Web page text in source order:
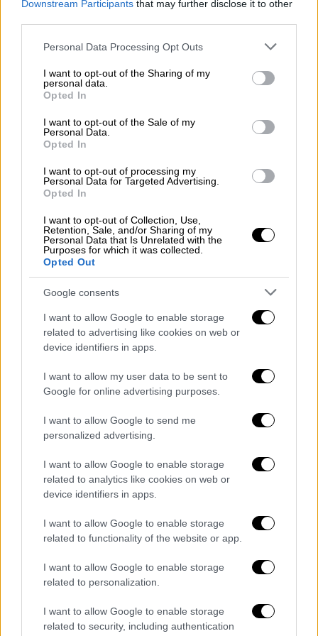
Downstream Participants that may further disclose it to other
Please note that this website/app uses one or more Google
not limited to your visit or usage behaviour. You may click to
grant or deny consent to Google and its third-party tags to
use your data for below specified purposes in below Google
consent section.
Personal Data Processing Opt Outs
I want to opt-out of the Sharing of my
personal data.
Opted In
I want to opt-out of the Sale of my
Personal Data.
Opted In
I want to opt-out of processing my
Personal Data for Targeted Advertising.
Opted In
I want to opt-out of Collection, Use,
Retention, Sale, and/or Sharing of my
Personal Data that Is Unrelated with the
Purposes for which it was collected.
Opted Out
Google consents
I want to allow Google to enable storage
related to advertising like cookies on web or
device identifiers in apps.
I want to allow my user data to be sent to
Google for online advertising purposes.
I want to allow Google to send me
personalized advertising.
I want to allow Google to enable storage
related to analytics like cookies on web or
device identifiers in apps.
I want to allow Google to enable storage
related to functionality of the website or app.
I want to allow Google to enable storage
related to personalization.
I want to allow Google to enable storage
related to security, including authentication
μεγαλύτερους κινδύνους για την παγκόσμια
οικονομία
Στον υπόλοιπο κόσμο έχουν
εντοπιστεί 4.063 κρούσματα και 66
θάνατοι.
Ο Covid-19 έχει εξαπλωθεί το τελευταίο
24ωρο σε πολλές νέες χώρες (Εσθονία,
Δανία, Νορβηγία, Β. Μακεδονία, Ρουμανία,
Γεωργία, Πακιστάν, Ελλάδα), ανεβάζοντας σε
50 τον αριθμό των χωρών και των εδαφών
που πλήττονται από την ασθένεια.
Η Νότια Κορέα έχει τα περισσότερα
κρούσματα, μετά την Κίνα. Έχουν αναφερθεί
1.766 ασθενείς και 13 θάνατοι. Στο Ιράν
έχουν πεθάνει 26 άνθρωποι και έχουν
εντοπιστεί 245 κρούσματα.
πληγεί περισσότερο, με 650 κρούσματα και
17 νεκρούς. Στη Γαλλία, οι νεκροί είναι δύο,
σε σύνολο 38 κρουσμάτων.
στρατιωτικά γυμνάσια
Η Σαουδική Αραβία απαγόρευσε προσωρινά
την είσοδο μουσουλμάνων που θέλουν να
κάνουν το «μικρό προσκύνημα» στη Μέκκα,
χρόνο (σε αντίθεση με το Χατζ που φέτος θα
γίνει την περίοδο Ιουλίου-Αυγούστου).
Το Ιράν ανακοίνωσε επίσης περιορισμούς